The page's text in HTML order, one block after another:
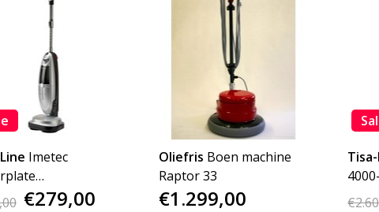
Imetec
€279,00
Oliefris Boen machine
Raptor 33
€1.299,00